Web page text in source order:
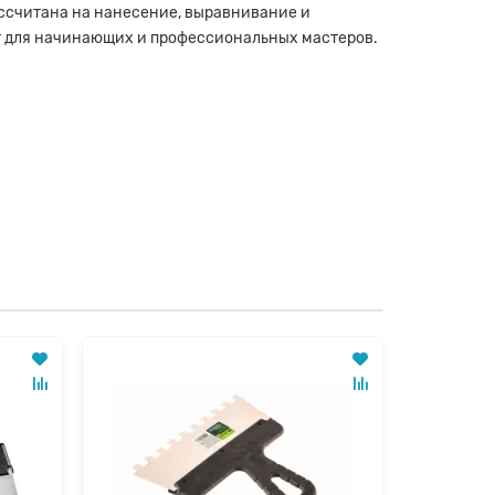
на нанесение, выравнивание и
для начинающих и профессиональных мастеров.